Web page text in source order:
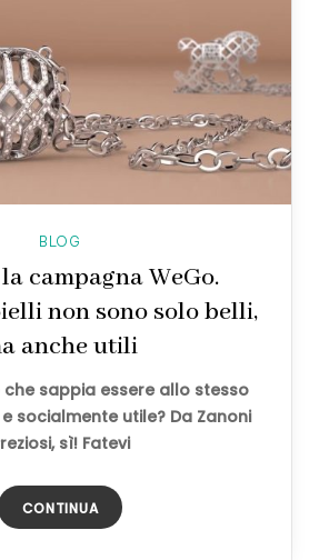
BLOG
campagna WeGo.
non sono solo belli,
anche utili
che sappia essere allo stesso
socialmente utile? Da Zanoni
sì! Fatevi
CONTINUA